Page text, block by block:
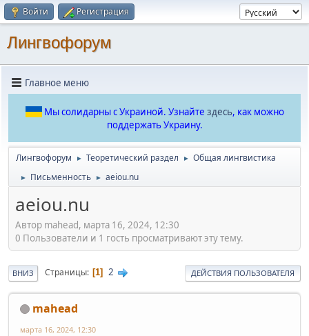
Войти Регистрация
Лингвофорум
Главное меню
Мы солидарны с Украиной. Узнайте здесь, как можно
поддержать Украину.
Лингвофорум ► Теоретический раздел ► Общая лингвистика
► Письменность ► aeiou.nu
aeiou.nu
Автор mahead, марта 16, 2024, 12:30
0 Пользователи и 1 гость просматривают эту тему.
ВНИЗ Страницы 1 2 ДЕЙСТВИЯ ПОЛЬЗОВАТЕЛЯ
mahead
марта 16, 2024, 12:30